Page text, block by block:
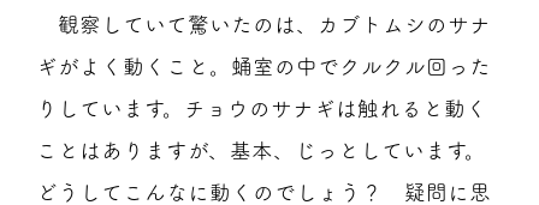
観察していて驚いたのは、カブトムシのサナ
ギがよく動くこと。蛹室の中でクルクル回った
りしています。チョウのサナギは触れると動く
ことはありますが、基本、じっとしています。
どうしてこんなに動くのでしょう？ 疑問に思